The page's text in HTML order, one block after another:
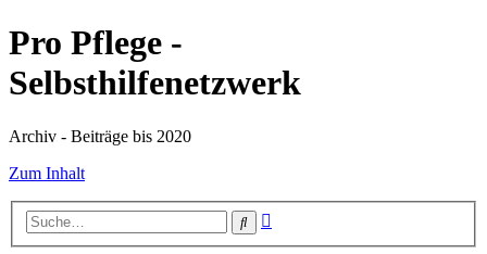
Pro Pflege -
Selbsthilfenetzwerk
Archiv - Beiträge bis 2020
Zum Inhalt
Suche